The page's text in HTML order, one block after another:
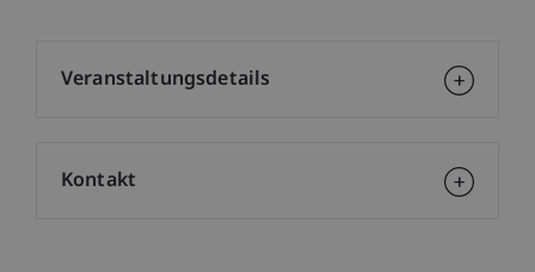
Veranstaltungsdetails
Kontakt